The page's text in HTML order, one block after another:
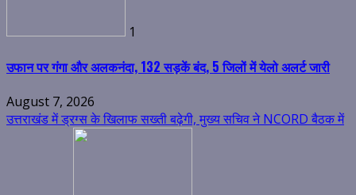
1
उफान पर गंगा और अलकनंदा, 132 सड़कें बंद, 5 जिलों में येलो अलर्ट जारी
August 7, 2026
उत्तराखंड में ड्रग्स के खिलाफ सख्ती बढ़ेगी, मुख्य सचिव ने NCORD बैठक में